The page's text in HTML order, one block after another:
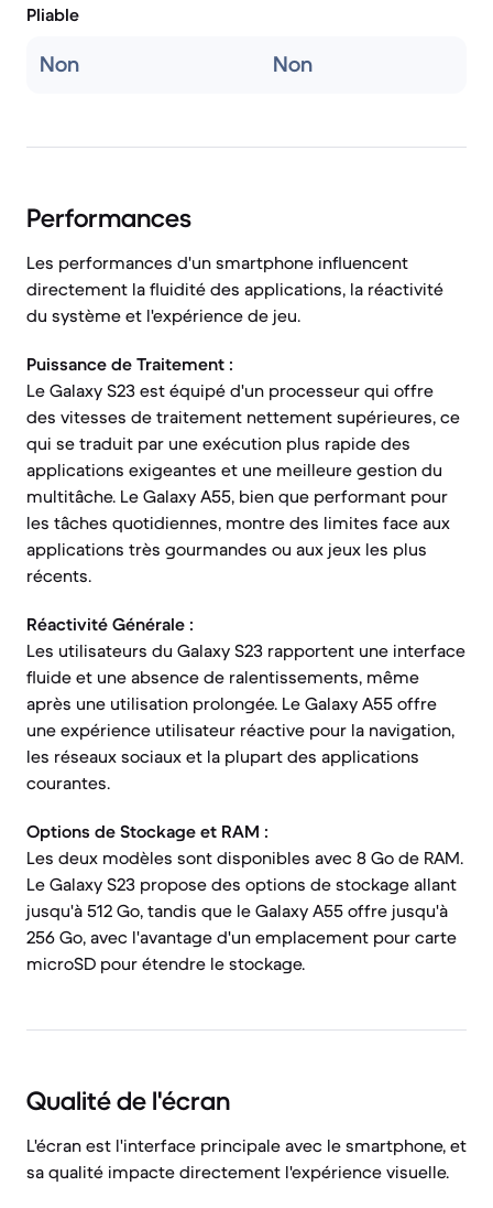
Pliable
Non Non
Performances
Les performances d'un smartphone influencent
directement la fluidité des applications, la réactivité
du système et l'expérience de jeu.
Puissance de Traitement :
Le Galaxy S23 est équipé d'un processeur qui offre
des vitesses de traitement nettement supérieures, ce
qui se traduit par une exécution plus rapide des
applications exigeantes et une meilleure gestion du
multitâche. Le Galaxy A55, bien que performant pour
les tâches quotidiennes, montre des limites face aux
applications très gourmandes ou aux jeux les plus
récents.
Réactivité Générale :
Les utilisateurs du Galaxy S23 rapportent une interface
fluide et une absence de ralentissements, même
après une utilisation prolongée. Le Galaxy A55 offre
une expérience utilisateur réactive pour la navigation,
les réseaux sociaux et la plupart des applications
courantes.
Options de Stockage et RAM :
Les deux modèles sont disponibles avec 8 Go de RAM.
Le Galaxy S23 propose des options de stockage allant
jusqu'à 512 Go, tandis que le Galaxy A55 offre jusqu'à
256 Go, avec l'avantage d'un emplacement pour carte
microSD pour étendre le stockage.
Qualité de l'écran
L'écran est l'interface principale avec le smartphone, et
sa qualité impacte directement l'expérience visuelle.